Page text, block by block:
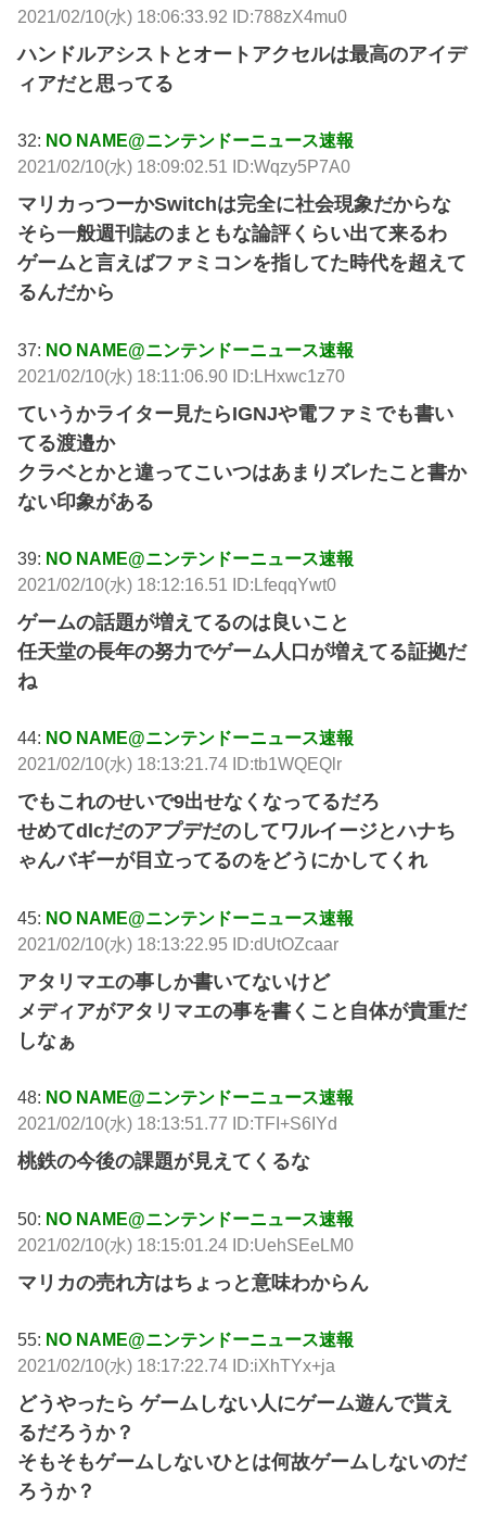
2021/02/10(水) 18:06:33.92 ID:788zX4mu0
ハンドルアシストとオートアクセルは最高のアイデ
ィアだと思ってる
32: NO NAME@ニンテンドーニュース速報
2021/02/10(水) 18:09:02.51 ID:Wqzy5P7A0
マリカっつーかSwitchは完全に社会現象だからな
そら一般週刊誌のまともな論評くらい出て来るわ
ゲームと言えばファミコンを指してた時代を超えて
るんだから
37: NO NAME@ニンテンドーニュース速報
2021/02/10(水) 18:11:06.90 ID:LHxwc1z70
ていうかライター見たらIGNJや電ファミでも書い
てる渡邉か
クラベとかと違ってこいつはあまりズレたこと書か
ない印象がある
39: NO NAME@ニンテンドーニュース速報
2021/02/10(水) 18:12:16.51 ID:LfeqqYwt0
ゲームの話題が増えてるのは良いこと
任天堂の長年の努力でゲーム人口が増えてる証拠だ
ね
44: NO NAME@ニンテンドーニュース速報
2021/02/10(水) 18:13:21.74 ID:tb1WQEQlr
でもこれのせいで9出せなくなってるだろ
せめてdlcだのアプデだのしてワルイージとハナち
ゃんバギーが目立ってるのをどうにかしてくれ
45: NO NAME@ニンテンドーニュース速報
2021/02/10(水) 18:13:22.95 ID:dUtOZcaar
アタリマエの事しか書いてないけど
メディアがアタリマエの事を書くこと自体が貴重だ
しなぁ
48: NO NAME@ニンテンドーニュース速報
2021/02/10(水) 18:13:51.77 ID:TFI+S6IYd
桃鉄の今後の課題が見えてくるな
50: NO NAME@ニンテンドーニュース速報
2021/02/10(水) 18:15:01.24 ID:UehSEeLM0
マリカの売れ方はちょっと意味わからん
55: NO NAME@ニンテンドーニュース速報
2021/02/10(水) 18:17:22.74 ID:iXhTYx+ja
どうやったら ゲームしない人にゲーム遊んで貰え
るだろうか？
そもそもゲームしないひとは何故ゲームしないのだ
ろうか？